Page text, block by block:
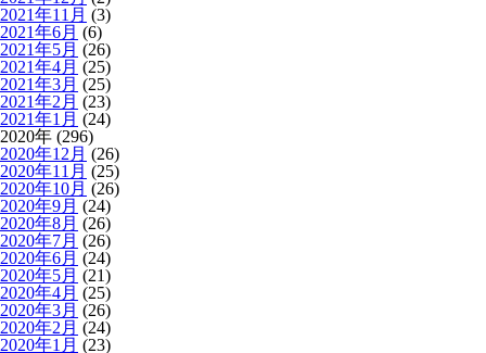
2021年11月 (3)
2021年6月 (6)
2021年5月 (26)
2021年4月 (25)
2021年3月 (25)
2021年2月 (23)
2021年1月 (24)
2020年 (296)
2020年12月 (26)
2020年11月 (25)
2020年10月 (26)
2020年9月 (24)
2020年8月 (26)
2020年7月 (26)
2020年6月 (24)
2020年5月 (21)
2020年4月 (25)
2020年3月 (26)
2020年2月 (24)
2020年1月 (23)